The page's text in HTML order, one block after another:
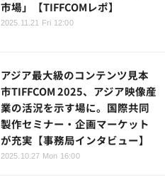
市場」【TIFFCOMレポ】
2025.11.21 Fri 12:00
アジア最大級のコンテンツ見本
市TIFFCOM 2025、アジア映像産
業の活況を示す場に。国際共同
製作セミナー・企画マーケット
が充実【事務局インタビュー】
2025.10.27 Mon 16:00